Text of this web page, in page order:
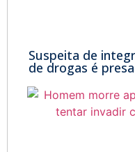
Suspeita de
de drogas é